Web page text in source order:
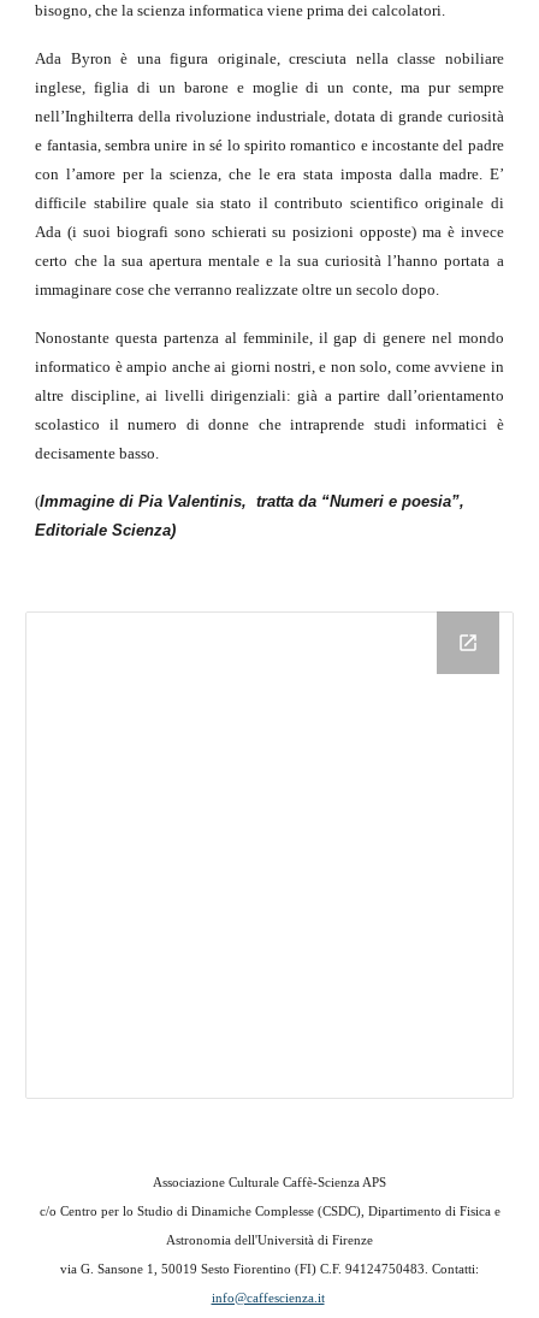
bisogno, che la scienza informatica viene prima dei calcolatori.
Ada Byron è una figura originale, cresciuta nella classe nobiliare
inglese, figlia di un barone e moglie di un conte, ma pur sempre
nell’Inghilterra della rivoluzione industriale, dotata di grande curiosità
e fantasia, sembra unire in sé lo spirito romantico e incostante del padre
con l’amore per la scienza, che le era stata imposta dalla madre. E’
difficile stabilire quale sia stato il contributo scientifico originale di
Ada (i suoi biografi sono schierati su posizioni opposte) ma è invece
certo che la sua apertura mentale e la sua curiosità l’hanno portata a
immaginare cose che verranno realizzate oltre un secolo dopo.
Nonostante questa partenza al femminile, il gap di genere nel mondo
informatico è ampio anche ai giorni nostri, e non solo, come avviene in
altre discipline, ai livelli dirigenziali: già a partire dall’orientamento
scolastico il numero di donne che intraprende studi informatici è
decisamente basso.
(Immagine di Pia Valentinis, tratta da “Numeri e poesia”,
Editoriale Scienza)
Associazione Culturale Caffè-Scienza APS
c/o Centro per lo Studio di Dinamiche Complesse (CSDC), Dipartimento di Fisica e
Astronomia dell'Università di Firenze
via G. Sansone 1, 50019 Sesto Fiorentino (FI) C.F. 94124750483 . Contatti:
info@caffescienza.it